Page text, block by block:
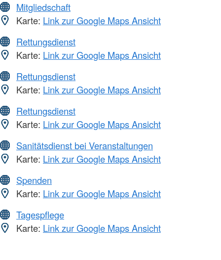
Mitgliedschaft
Karte: Link zur Google Maps Ansicht
Rettungsdienst
Karte: Link zur Google Maps Ansicht
Rettungsdienst
Karte: Link zur Google Maps Ansicht
Rettungsdienst
Karte: Link zur Google Maps Ansicht
Sanitätsdienst bei Veranstaltungen
Karte: Link zur Google Maps Ansicht
Spenden
Karte: Link zur Google Maps Ansicht
Tagespflege
Karte: Link zur Google Maps Ansicht